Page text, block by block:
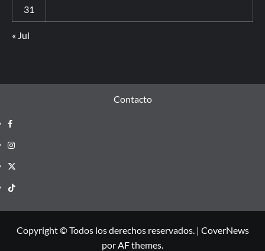
31
« Jul
Contacto
Copyright © Todos los derechos reservados. | CoverNews
por AF themes.